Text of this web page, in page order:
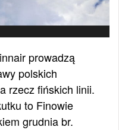
prowadzą
polskich
rzecz fińskich linii.
to Finowie
grudnia br.